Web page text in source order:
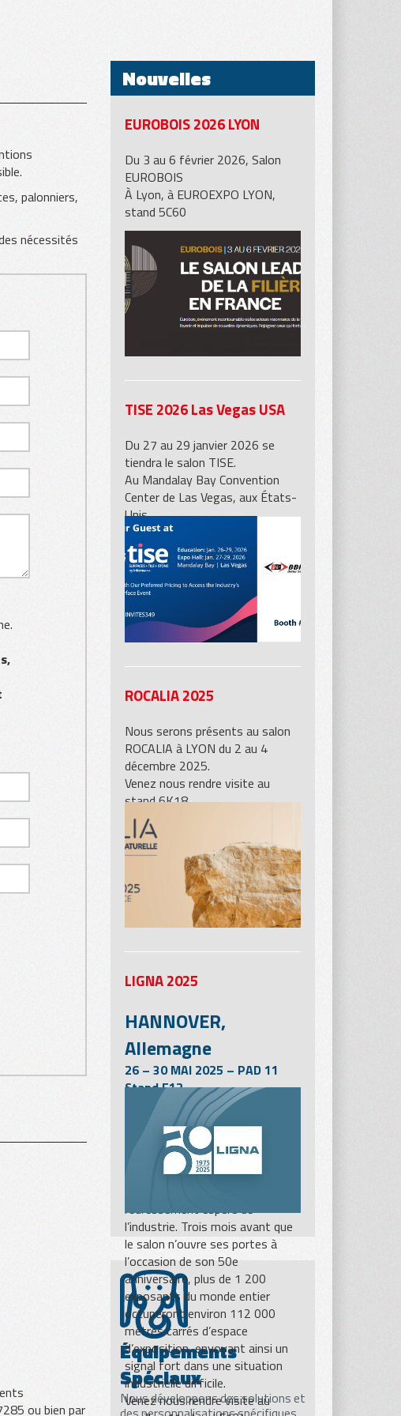
palonniers,
nécessités
ou bien par
Nouvelles
EUROBOIS 2026 LYON
Du 3 au 6 février 2026, Salon
EUROBOIS
À Lyon, à EUROEXPO LYON,
stand 5C60
TISE 2026 Las Vegas USA
Du 27 au 29 janvier 2026 se
tiendra le salon TISE.
Au Mandalay Bay Convention
Center de Las Vegas, aux États-
Unis,
vous pourrez découvrir nos
produits sur le stand 5601 de BB
Industries.
ROCALIA 2025
Nous serons présents au salon
ROCALIA à LYON du 2 au 4
décembre 2025.
Venez nous rendre visite au
stand 6K18.
LIGNA 2025
HANNOVER,
Allemagne
26 – 30 MAI 2025 – PAD 11
Stand E12
Le salon LIGNA, qui se tiendra à
Hanovre du 26 au 30 mai 2025,
sera l’une des étapes les plus
importantes pour l’industrie du
travail et de la transformation
redressement espéré de
l’industrie. Trois mois avant que
le salon n’ouvre ses portes à
l’occasion de son 50e
anniversaire, plus de 1 200
exposants du monde entier
occuperont environ 112 000
mètres carrés d’espace
d’exposition, envoyant ainsi un
signal fort dans une situation
industrielle difficile.
Venez nous rendre visite au
Équipements
Spéciaux
Nous développons des solutions et